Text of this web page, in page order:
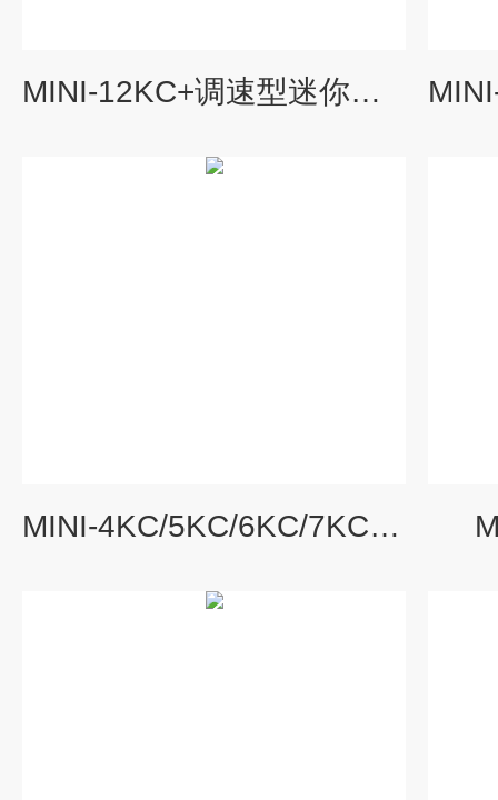
MINI-12KC+调速型迷你离心机
MINI-4KC/5KC/6KC/7KC定速型迷你离心机